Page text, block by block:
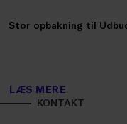
Stor opbakning til
LÆS MERE
KONTAKT